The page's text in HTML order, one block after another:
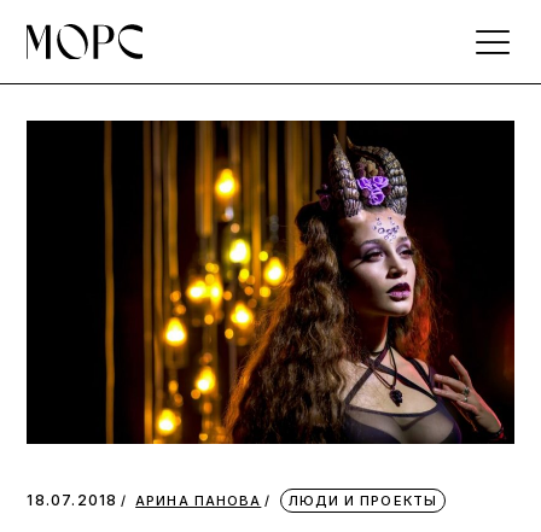
the
18.07.2018 АРИНА ПАНОВА ЛЮДИ И ПРОЕКТЫ